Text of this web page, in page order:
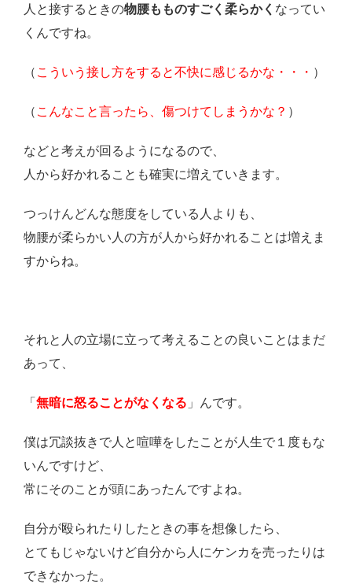
人と接するときの物腰もものすごく柔らかく なってい
くんですね。
（ こういう接し方をすると不快に感じるかな・・・ ）
（ こんなこと言ったら、傷つけてしまうかな？ ）
などと考えが回るようになるので、
人から好かれることも確実に増えていきます。
つっけんどんな態度をしている人よりも、
物腰が柔らかい人の方が人から好かれることは増えま
すからね。
それと人の立場に立って考えることの良いことはまだ
あって、
「 無暗に怒ることがなくなる 」んです。
僕は冗談抜きで人と喧嘩をしたことが人生で１度もな
いんですけど、
常にそのことが頭にあったんですよね。
自分が殴られたりしたときの事を想像したら、
とてもじゃないけど自分から人にケンカを売ったりは
できなかった。